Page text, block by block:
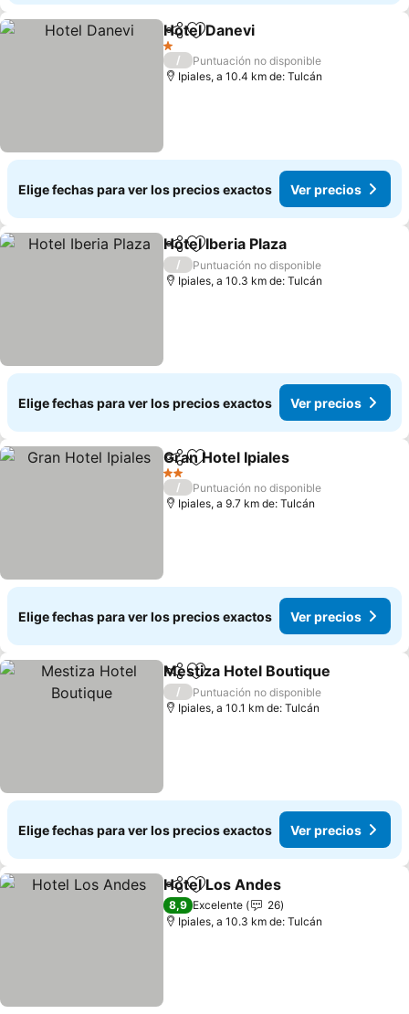
CompartirAgregar a favoritos
Hotel Danevi
1 Estrellas
/
Puntuación no disponible
Ipiales, a 10.4 km de: Tulcán
Elige fechas para ver los precios exactos Ver precios
CompartirAgregar a favoritos
Hotel Iberia Plaza
/
Puntuación no disponible
Ipiales, a 10.3 km de: Tulcán
Elige fechas para ver los precios exactos Ver precios
CompartirAgregar a favoritos
Gran Hotel Ipiales
2 Estrellas
/
Puntuación no disponible
Ipiales, a 9.7 km de: Tulcán
Elige fechas para ver los precios exactos Ver precios
CompartirAgregar a favoritos
Mestiza Hotel Boutique
/
Puntuación no disponible
Ipiales, a 10.1 km de: Tulcán
Elige fechas para ver los precios exactos Ver precios
CompartirAgregar a favoritos
Hotel Los Andes
8,9 Excelente
26
Ipiales, a 10.3 km de: Tulcán